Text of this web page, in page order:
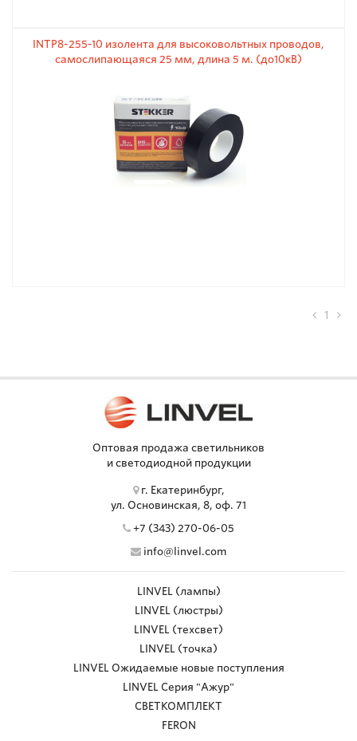
INTP8-255-10 изолента для высоковольтных проводов,
самослипающаяся 25 мм, длина 5 м. (до10кВ)
1
Оптовая продажа светильников
и светодиодной продукции
г. Екатеринбург,
ул. Основинская, 8, оф. 71
+7 (343) 270-06-05
info@linvel.com
LINVEL (лампы)
LINVEL (люстры)
LINVEL (техсвет)
LINVEL (точка)
LINVEL Ожидаемые новые поступления
LINVEL Серия "Ажур"
СВЕТКОМПЛЕКТ
FERON